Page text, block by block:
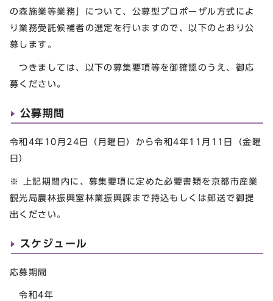
の森施業等業務」について、公募型プロポーザル方式によ
り業務受託候補者の選定を行いますので、以下のとおり公
募します。
つきましては、以下の募集要項等を御確認のうえ、御応
募ください。
公募期間
令和4年10月24日（月曜日）から令和4年11月11日（金曜
日）
※ 上記期間内に、募集要項に定めた必要書類を京都市産業
観光局農林振興室林業振興課まで持込もしくは郵送で御提
出ください。
スケジュール
応募期間
令和4年